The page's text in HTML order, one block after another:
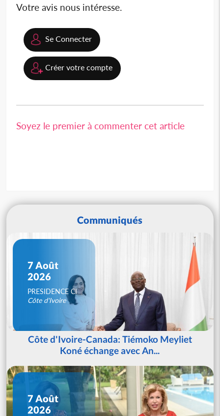
Votre avis nous intéresse.
Se Connecter
Créer votre compte
Soyez le premier à commenter cet article
Communiqués
7 Août
2026
PRESIDENCE CI
Côte d'Ivoire
Côte d'Ivoire-Canada: Tiémoko Meyliet
Koné échange avec An...
7 Août
2026